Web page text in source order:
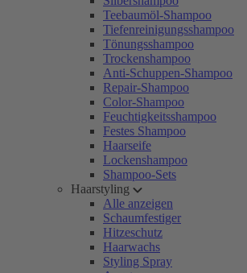
Teebaumöl-Shampoo
Tiefenreinigungsshampoo
Tönungsshampoo
Trockenshampoo
Anti-Schuppen-Shampoo
Repair-Shampoo
Color-Shampoo
Feuchtigkeitsshampoo
Festes Shampoo
Haarseife
Lockenshampoo
Shampoo-Sets
Haarstyling
Alle anzeigen
Schaumfestiger
Hitzeschutz
Haarwachs
Styling Spray